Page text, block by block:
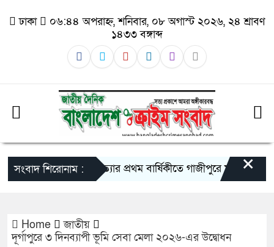
ঢাকা
০৬:৪৪ অপরাহ্ন, শনিবার, ০৮ অগাস্ট ২০২৬, ২৪ শ্রাবণ
১৪৩৩ বঙ্গাব্দ
সংবাদ শিরোনাম :তুহিন হত্যার প্রথম বার্ষিকীতে গাজীপুরে মানববন্ধন: দ্রুত
×
Home
জাতীয়
দূর্গাপুরে ৩ দিনব্যাপী ভূমি সেবা মেলা ২০২৬-এর উদ্বোধন